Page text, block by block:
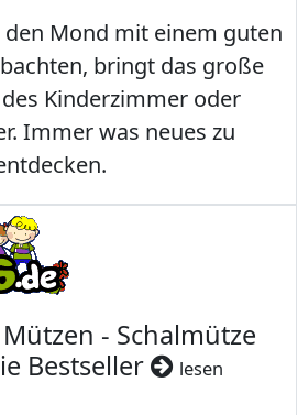
Mond mit einem guten
bringt das große
Kinderzimmer oder
Immer was neues zu
- Schalmütze
Bestseller
lesen